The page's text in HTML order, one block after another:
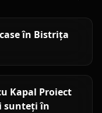
în Bistrița
Kapal Proiect
sunteți în